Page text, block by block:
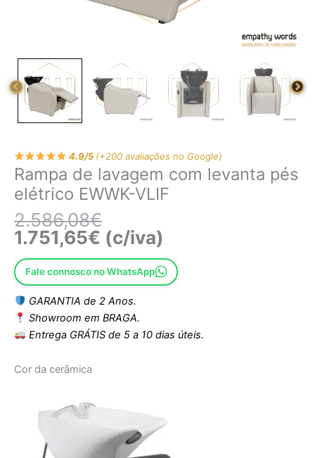
4.9/5(+200 avaliações no Google)
Rampa de lavagem com levanta pés
elétrico EWWK-VLIF
2.586,08€
1.751,65€ (c/iva)
Fale connosco no WhatsApp
GARANTIA de 2 Anos.
Showroom em BRAGA.
Entrega GRÁTIS de 5 a 10 dias úteis.
Cor da cerâmica